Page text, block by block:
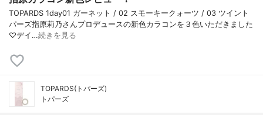
TOPARDS 1day01 ガーネット / 02 スモーキークォーツ / 03 ツイント
パーズ指原莉乃さんプロデュースの新色カラコンを３色いただきました
♡デイ…続きを見る
TOPARDS(トパーズ)
トパーズ